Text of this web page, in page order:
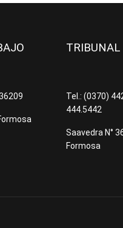
Tel.: (0370)
444.5442
Saavedra N°
Formosa